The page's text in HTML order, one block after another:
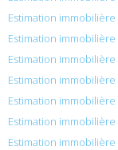
Estimation
Estimation
Estimation
Estimation
Estimation
Estimation
Estimation